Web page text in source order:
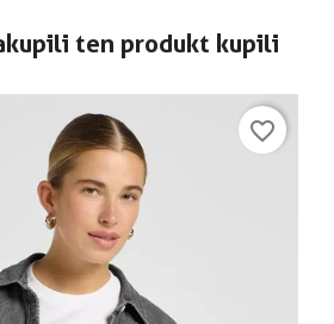
ten produkt kupili
favorite_border